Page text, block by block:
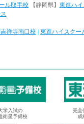
ル取手校 【静岡県】 東進ハ
祥寺南口校 東進ハイスクー
学入試の
衛星予備校
完全
成